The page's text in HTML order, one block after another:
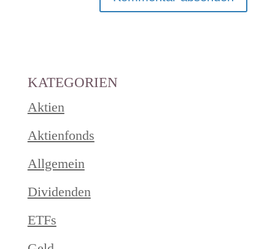
KATEGORIEN
Aktien
Aktienfonds
Allgemein
Dividenden
ETFs